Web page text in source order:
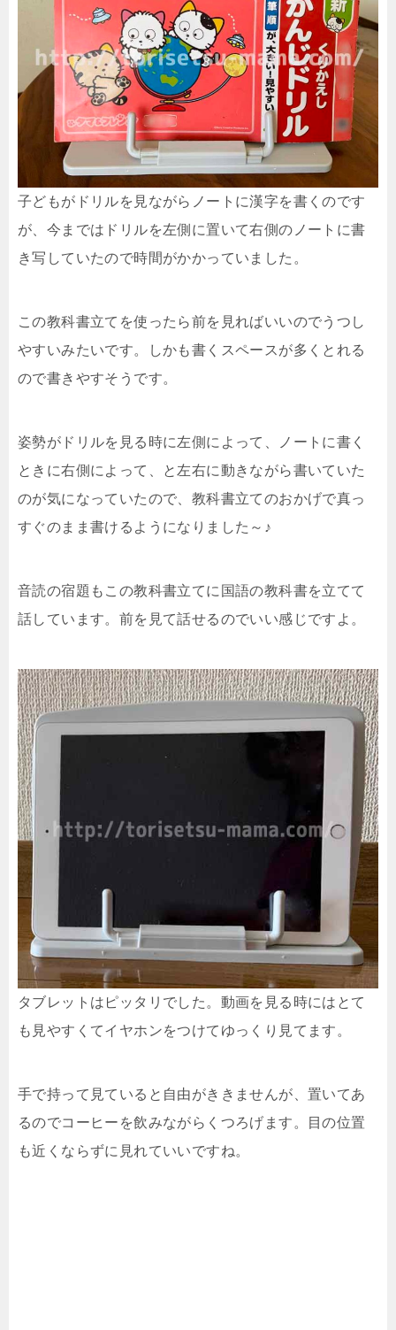
子どもがドリルを見ながらノートに漢字を書くのです
が、今まではドリルを左側に置いて右側のノートに書
き写していたので時間がかかっていました。
この教科書立てを使ったら前を見ればいいのでうつし
やすいみたいです。しかも書くスペースが多くとれる
ので書きやすそうです。
姿勢がドリルを見る時に左側によって、ノートに書く
ときに右側によって、と左右に動きながら書いていた
のが気になっていたので、教科書立てのおかげで真っ
すぐのまま書けるようになりました～♪
音読の宿題もこの教科書立てに国語の教科書を立てて
話しています。前を見て話せるのでいい感じですよ。
タブレットはピッタリでした。動画を見る時にはとて
も見やすくてイヤホンをつけてゆっくり見てます。
手で持って見ていると自由がききませんが、置いてあ
るのでコーヒーを飲みながらくつろげます。目の位置
も近くならずに見れていいですね。